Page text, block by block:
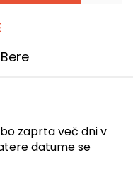
zaprta več dni v
datume se